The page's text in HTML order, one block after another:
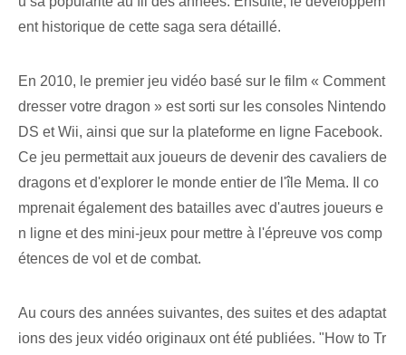
ent historique de cette saga sera détaillé.
En 2010, le premier jeu vidéo basé sur le film « Comment
dresser votre dragon » est sorti sur les consoles Nintendo
DS et Wii, ainsi que sur la plateforme en ligne Facebook.
Ce jeu permettait aux joueurs de devenir des cavaliers de
dragons et d'explorer le monde entier de l'île Mema. Il co
mprenait également des batailles avec d'autres joueurs e
n ligne et des mini-jeux pour mettre à l'épreuve vos comp
étences de vol et de combat.
Au cours des années suivantes, des suites et des adaptat
ions des jeux vidéo originaux ont été publiées. "How to Tr